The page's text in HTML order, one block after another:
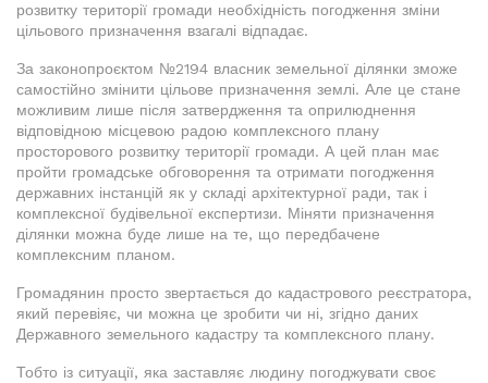
розвитку території громади необхідність погодження зміни
цільового призначення взагалі відпадає.
За законопроєктом №2194 власник земельної ділянки зможе
самостійно змінити цільове призначення землі. Але це стане
можливим лише після затвердження та оприлюднення
відповідною місцевою радою комплексного плану
просторового розвитку території громади. А цей план має
пройти громадське обговорення та отримати погодження
державних інстанцій як у складі архітектурної ради, так і
комплексної будівельної експертизи. Міняти призначення
ділянки можна буде лише на те, що передбачене
комплексним планом.
Громадянин просто звертається до кадастрового реєстратора,
який перевіяє, чи можна це зробити чи ні, згідно даних
Державного земельного кадастру та комплексного плану.
Тобто із ситуації, яка заставляє людину погоджувати своє